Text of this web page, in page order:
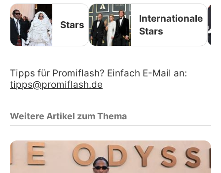
Stars
Internationale
Stars
Tipps für Promiflash? Einfach E-Mail an:
tipps@promiflash.de
Weitere Artikel zum Thema